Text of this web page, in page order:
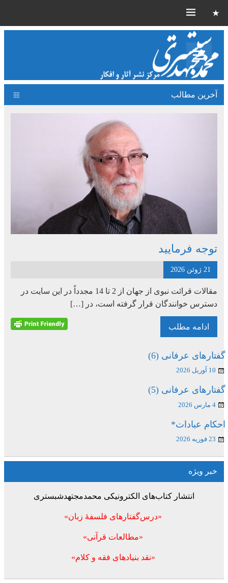
آخرین مطالب
توجه فرمایید
21 ژوئن 2026
مقالات قرائت نبوی از جهان از 2 تا 14 مجدداً در این سایت در
دسترس خوانندگان قرار گرفته است، در […]
ادامه مطلب
گفتارهای عرفانی (6)
10 آوریل 2026
گفتارهای عرفانی (5)
4 مارس 2026
احکام عبادات*
23 فوریه 2026
خبر ویژه
انتشار کتاب‌های الکترونیکی محمدمجتهدشبستری
«درس‌گفتارهای فلسفۀ زبان»
«مطالعات قرآنی»
«نقد بنیادهای فقه و کلام»